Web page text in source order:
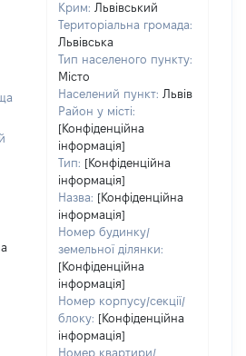
Крим: Львівський
Територіальна громада:
Львівська
Тип населеного пункту:
Місто
Населений пункт: Львів
Район у місті:
[Конфіденційна
інформація]
Тип: [Конфіденційна
інформація]
Назва: [Конфіденційна
інформація]
Номер будинку/
земельної ділянки:
[Конфіденційна
інформація]
Номер корпусу/секції/
блоку: [Конфіденційна
інформація]
Номер квартири/